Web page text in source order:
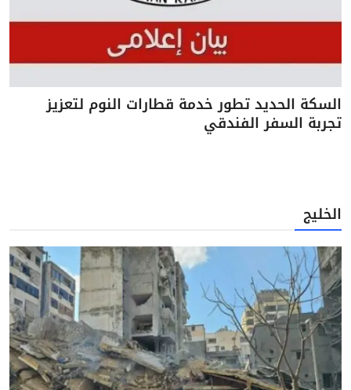
السكة الحديد تطور خدمة قطارات النوم لتعزيز
تجربة السفر الفندقي
الخليج